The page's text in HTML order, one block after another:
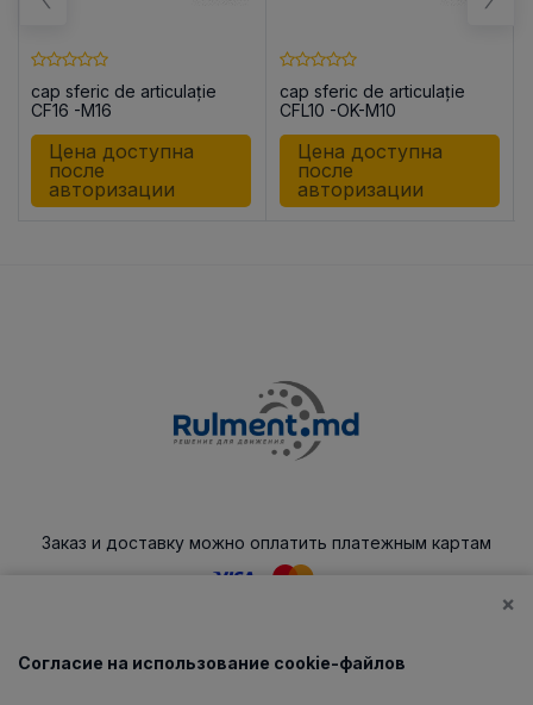
cap sferic de articulație
CF16 -M16
Цена доступна
после
авторизации
cap sferic de articulație
CFL10 -OK-M10
Цена доступна
после
авторизации
Заказ и доставку можно оплатить платежным картам
Каталог
×
Согласие на использование cookie-файлов